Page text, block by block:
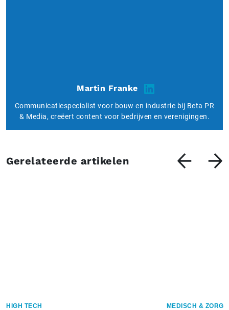
Martin Franke
Communicatiespecialist voor bouw en industrie bij Beta PR
& Media, creëert content voor bedrijven en verenigingen.
Gerelateerde artikelen
HIGH TECH MEDISCH & ZORG